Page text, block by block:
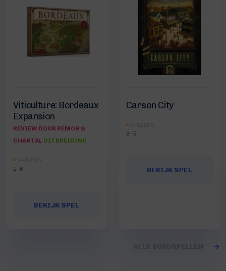
Viticulture: Bordeaux
Expansion
REVIEW DOOR REMON &
CHANTAL UITBREIDING
1-6
BEKIJK SPEL
Carson City
2-5
BEKIJK SPEL